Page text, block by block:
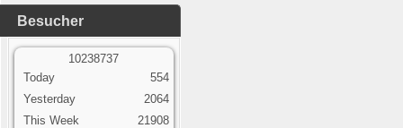
Besucher
10238737
Today
Yesterday
This Week
554
2064
21908